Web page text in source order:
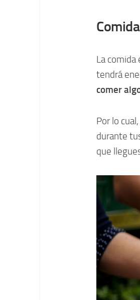
Comida
La
tendrá
comer
Por lo
durante
que